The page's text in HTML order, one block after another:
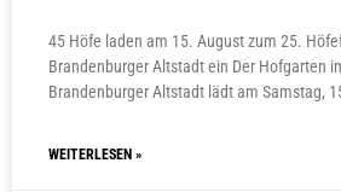
45 Höfe laden am 15. August zum 25.
Brandenburger Altstadt ein Der Hofgarten
Brandenburger Altstadt lädt am Samstag,
WEITERLESEN »